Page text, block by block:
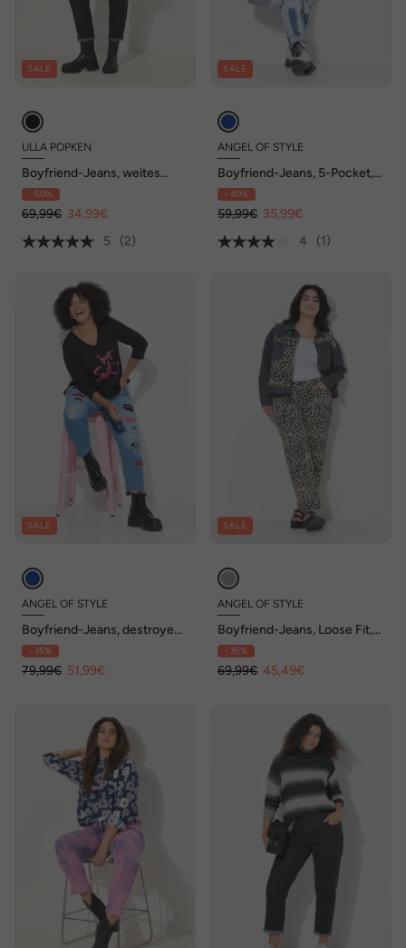
SALE
ULLA POPKEN
Boyfriend-Jeans, weites
Bein, Denim-Streifen,
Vintage
- 50%
69,99€ 34,99€
5
(2)
SALE
ANGEL OF STYLE
Boyfriend-Jeans, 5-Pocket,
bleached, destroyed
- 40%
59,99€ 35,99€
4
(1)
SALE
ANGEL OF STYLE
Boyfriend-Jeans, destroyed
mit Prints, 5-Pocket
- 35%
79,99€ 51,99€
SALE
ANGEL OF STYLE
Boyfriend-Jeans, Loose Fit,
Leo, 5-Pocket
- 35%
69,99€ 45,49€